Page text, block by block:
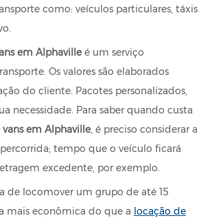
como: veículos particulares, táxis
em Alphavilleé um serviço
Os valores são elaborados
do cliente. Pacotes personalizados,
necessidade. Para saber quando custa
em Alphaville, é preciso considerar a
tempo que o veículo ficará
excedente, por exemplo.
de locomover um grupo de até 15
mais econômica do que a locação de